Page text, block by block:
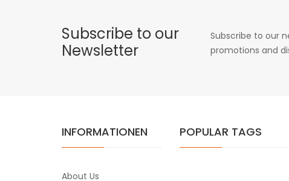
Subscribe to our
Newsletter
Subscribe to our
promotions and
INFORMATIONEN
About Us
POPULAR TAGS